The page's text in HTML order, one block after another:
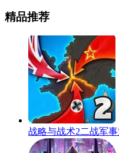
精品推荐
战略与战术2二战军